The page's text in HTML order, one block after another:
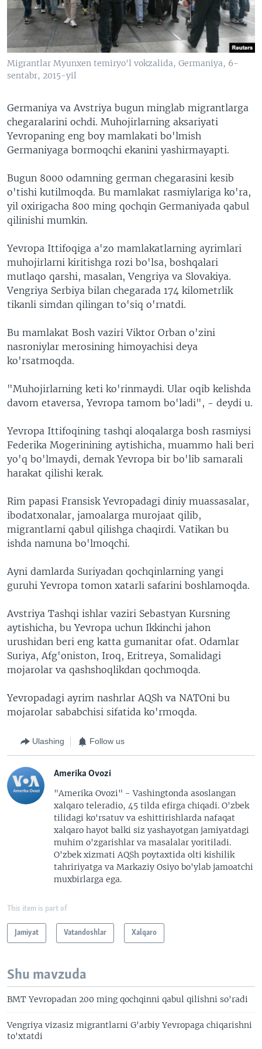
VIDEO
XABARLAR SURATLARDA
ODNOKLASSNIKI
TELEGRAM
TWITTER
SOUNDCLOUD
VOA
Migrantlar Myunxen temiryo'l vokzalida, Germaniya, 6-
sentabr, 2015-yil
Germaniya va Avstriya bugun minglab migrantlarga
chegaralarini ochdi. Muhojirlarning aksariyati
Yevropaning eng boy mamlakati bo'lmish
Germaniyaga bormoqchi ekanini yashirmayapti.
Bugun 8000 odamning german chegarasini kesib
o'tishi kutilmoqda. Bu mamlakat rasmiylariga ko'ra,
yil oxirigacha 800 ming qochqin Germaniyada qabul
qilinishi mumkin.
Yevropa Ittifoqiga a'zo mamlakatlarning ayrimlari
muhojirlarni kiritishga rozi bo'lsa, boshqalari
mutlaqo qarshi, masalan, Vengriya va Slovakiya.
Vengriya Serbiya bilan chegarada 174 kilometrlik
tikanli simdan qilingan to'siq o'rnatdi.
Bu mamlakat Bosh vaziri Viktor Orban o'zini
nasroniylar merosining himoyachisi deya
ko'rsatmoqda.
"Muhojirlarning keti ko'rinmaydi. Ular oqib kelishda
davom etaversa, Yevropa tamom bo'ladi", - deydi u.
Yevropa Ittifoqining tashqi aloqalarga bosh rasmiysi
Federika Mogerinining aytishicha, muammo hali beri
yo'q bo'lmaydi, demak Yevropa bir bo'lib samarali
harakat qilishi kerak.
Rim papasi Fransisk Yevropadagi diniy muassasalar,
ibodatxonalar, jamoalarga murojaat qilib,
migrantlarni qabul qilishga chaqirdi. Vatikan bu
ishda namuna bo'lmoqchi.
Ayni damlarda Suriyadan qochqinlarning yangi
guruhi Yevropa tomon xatarli safarini boshlamoqda.
Avstriya Tashqi ishlar vaziri Sebastyan Kursning
aytishicha, bu Yevropa uchun Ikkinchi jahon
urushidan beri eng katta gumanitar ofat. Odamlar
Suriya, Afg'oniston, Iroq, Eritreya, Somalidagi
mojarolar va qashshoqlikdan qochmoqda.
Yevropadagi ayrim nashrlar AQSh va NATOni bu
mojarolar sababchisi sifatida ko'rmoqda.
Ulashing Follow us
Amerika Ovozi
"Amerika Ovozi" - Vashingtonda asoslangan
xalqaro teleradio, 45 tilda efirga chiqadi. O'zbek
tilidagi ko'rsatuv va eshittirishlarda nafaqat
xalqaro hayot balki siz yashayotgan jamiyatdagi
muhim o'zgarishlar va masalalar yoritiladi.
O'zbek xizmati AQSh poytaxtida olti kishilik
tahririyatga va Markaziy Osiyo bo'ylab jamoatchi
muxbirlarga ega.
This item is part of
Jamiyat Vatandoshlar Xalqaro
Shu mavzuda
BMT Yevropadan 200 ming qochqinni qabul qilishni so'radi
Vengriya vizasiz migrantlarni G'arbiy Yevropaga chiqarishni
to'xtatdi